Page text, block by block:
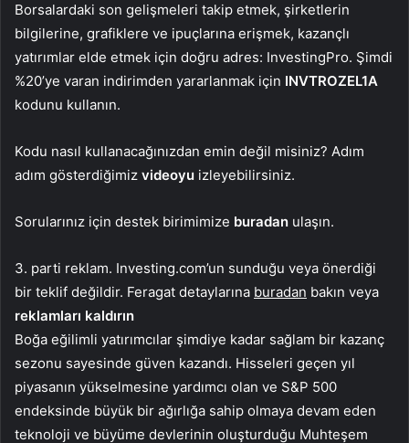
Borsalardaki son gelişmeleri takip etmek, şirketlerin
bilgilerine, grafiklere ve ipuçlarına erişmek, kazançlı
yatırımlar elde etmek için doğru adres: InvestingPro. Şimdi
%20’ye varan indirimden yararlanmak için INVTROZEL1A
kodunu kullanın.
Kodu nasıl kullanacağınızdan emin değil misiniz? Adım
adım gösterdiğimiz videoyu izleyebilirsiniz.
Sorularınız için destek birimimize buradan ulaşın.
3. parti reklam. Investing.com’un sunduğu veya önerdiği
bir teklif değildir. Feragat detaylarına buradan bakın veya
reklamları kaldırın
Boğa eğilimli yatırımcılar şimdiye kadar sağlam bir kazanç
sezonu sayesinde güven kazandı. Hisseleri geçen yıl
piyasanın yükselmesine yardımcı olan ve S&P 500
endeksinde büyük bir ağırlığa sahip olmaya devam eden
teknoloji ve büyüme devlerinin oluşturduğu Muhteşem